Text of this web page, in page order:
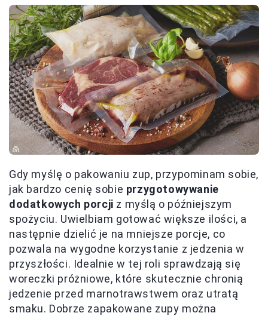
Gdy myślę o pakowaniu zup, przypominam sobie,
jak bardzo cenię sobie przygotowywanie
dodatkowych porcji z myślą o późniejszym
spożyciu. Uwielbiam gotować większe ilości, a
następnie dzielić je na mniejsze porcje, co
pozwala na wygodne korzystanie z jedzenia w
przyszłości. Idealnie w tej roli sprawdzają się
woreczki próżniowe, które skutecznie chronią
jedzenie przed marnotrawstwem oraz utratą
smaku. Dobrze zapakowane zupy można